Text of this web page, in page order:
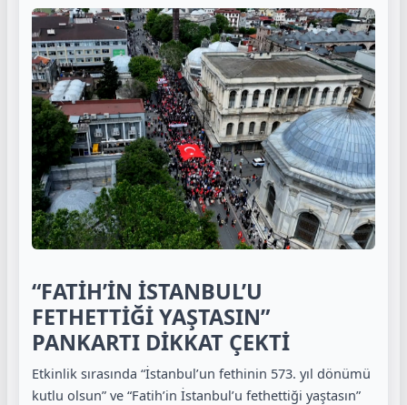
“FATİH’İN İSTANBUL’U
FETHETTİĞİ YAŞTASIN”
PANKARTI DİKKAT ÇEKTİ
Etkinlik sırasında “İstanbul’un fethinin 573. yıl dönümü
kutlu olsun” ve “Fatih’in İstanbul’u fethettiği yaştasın”